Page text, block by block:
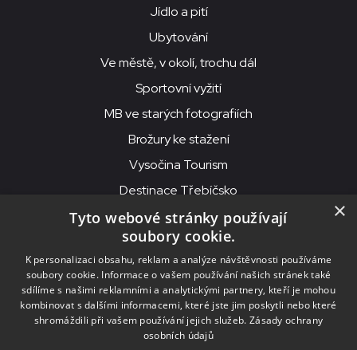
Jídlo a pití
Ubytování
Ve městě, v okolí, trochu dál
Sportovní vyžití
MB ve starých fotografiích
Brožury ke stažení
Vysočina Tourism
Destinace Třebíčsko
© 2026MKS Beseda Mor. Budějovice
MKS Beseda, příspěvková organizace, Purcnerova 62, 676 02
Moravské Budějovice
IČO: 00091758, DIČ: CZ00091758, ID datové schránky: chjn2kd
×
Tyto webové stránky používají
soubory cookie.
K personalizaci obsahu, reklam a analýze návštěvnosti používáme
soubory cookie. Informace o vašem používání našich stránek také
sdílíme s našimi reklamními a analytickými partnery, kteří je mohou
kombinovat s dalšími informacemi, které jste jim poskytli nebo které
shromáždili při vašem používání jejich služeb. Zásady ochrany
osobních údajů